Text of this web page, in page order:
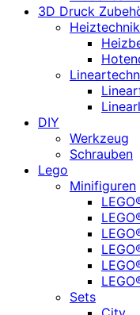
3D Druck
Heiztechnik
DIY
Werkzeug
Schrauben
Lego
Minifiguren
Sets